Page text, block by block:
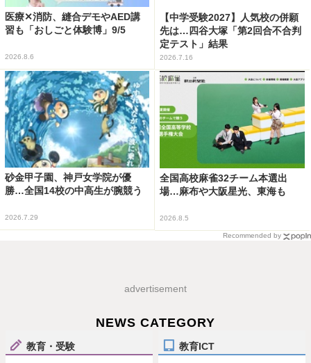
医療✕消防、縫合デモやAED講
習も「おしごと体験博」9/5
2026.8.6
【中学受験2027】人気校の併願
先は…四谷大塚「第2回合不合判
定テスト」結果
2026.7.16
砂金甲子園、神戸女学院が優
勝…全国14校の中高生が腕競う
2026.7.29
全国高校麻雀32チーム本選出
場…麻布や大阪星光、東海も
2026.8.5
Recommended by
advertisement
NEWS CATEGORY
教育・受験 教育ICT